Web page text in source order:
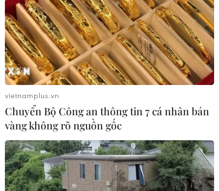
vietnamplus.vn
Chuyển Bộ Công an thông tin 7 cá nhân bán
vàng không rõ nguồn gốc